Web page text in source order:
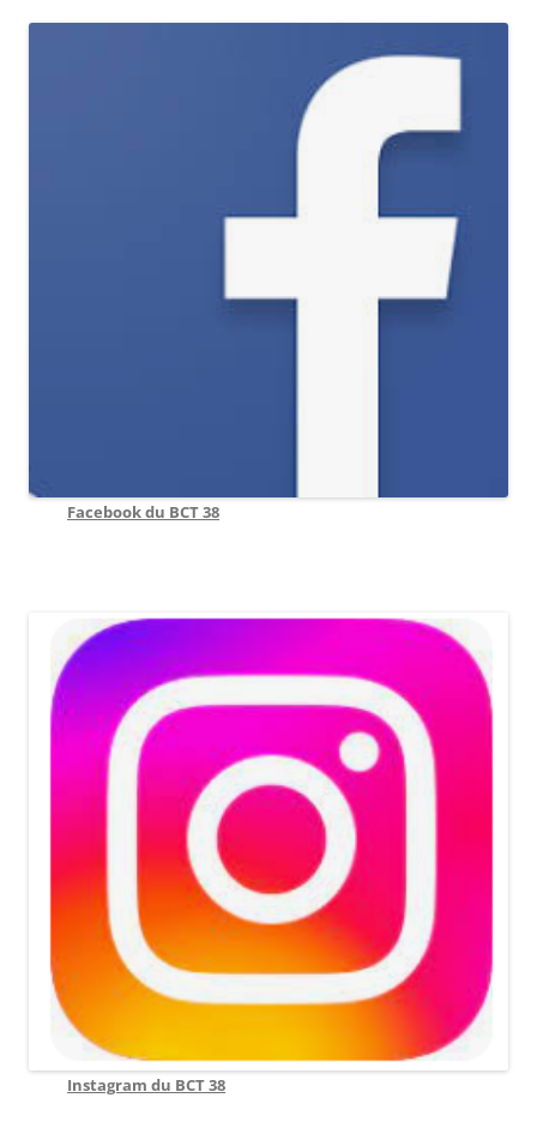
Facebook du BCT 38
Instagram du BCT 38